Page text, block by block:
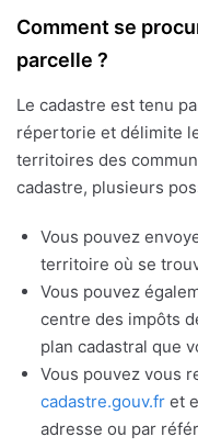
Comment se
parcelle ?
Le cadastre est tenu
répertorie et délimite
territoires des
cadastre, plusieurs
Vous pouvez
territoire où se
Vous pouvez
centre des impôts
plan cadastral que
Vous pouvez vous
cadastre.gouv.fr et
adresse ou par